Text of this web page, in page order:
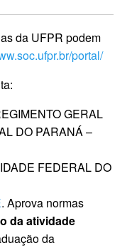
da UFPR podem
portal/
GERAL
DO PARANÁ –
FEDERAL DO
. Aprova normas
da atividade
da